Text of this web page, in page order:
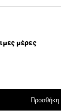
μέρες
Προσθήκη